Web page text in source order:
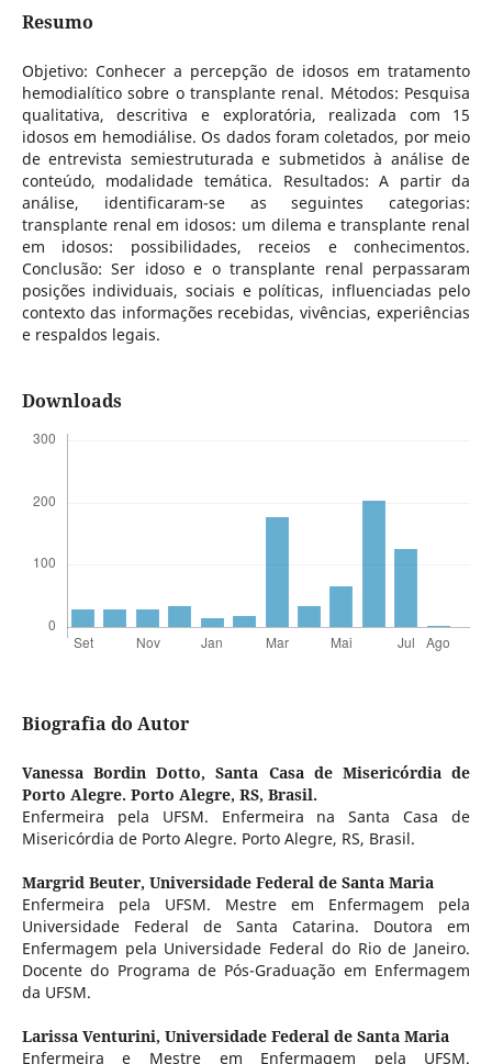
Resumo
Objetivo: Conhecer a percepção de idosos em tratamento
hemodialítico sobre o transplante renal. Métodos: Pesquisa
qualitativa, descritiva e exploratória, realizada com 15
idosos em hemodiálise. Os dados foram coletados, por meio
de entrevista semiestruturada e submetidos à análise de
conteúdo, modalidade temática. Resultados: A partir da
análise, identificaram-se as seguintes categorias:
transplante renal em idosos: um dilema e transplante renal
em idosos: possibilidades, receios e conhecimentos.
Conclusão: Ser idoso e o transplante renal perpassaram
posições individuais, sociais e políticas, influenciadas pelo
contexto das informações recebidas, vivências, experiências
e respaldos legais.
Downloads
Biografia do Autor
Vanessa Bordin Dotto,Santa Casa de Misericórdia de
Porto Alegre. Porto Alegre, RS, Brasil.
Enfermeira pela UFSM. Enfermeira na Santa Casa de
Misericórdia de Porto Alegre. Porto Alegre, RS, Brasil.
Margrid Beuter, Universidade Federal de Santa Maria
Enfermeira pela UFSM. Mestre em Enfermagem pela
Universidade Federal de Santa Catarina. Doutora em
Enfermagem pela Universidade Federal do Rio de Janeiro.
Docente do Programa de Pós-Graduação em Enfermagem
da UFSM.
Larissa Venturini, Universidade Federal de Santa Maria
Enfermeira e Mestre em Enfermagem pela UFSM.